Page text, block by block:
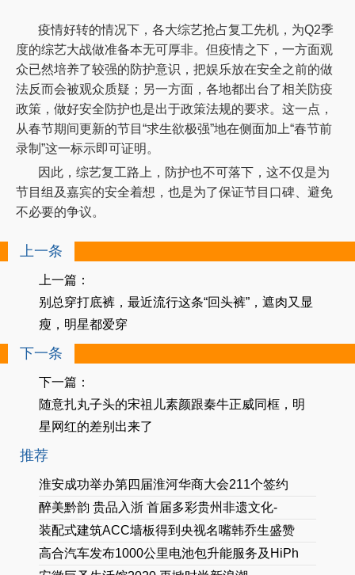
疫情好转的情况下，各大综艺抢占复工先机，为Q2季
度的综艺大战做准备本无可厚非。但疫情之下，一方面观
众已然培养了较强的防护意识，把娱乐放在安全之前的做
法反而会被观众质疑；另一方面，各地都出台了相关防疫
政策，做好安全防护也是出于政策法规的要求。这一点，
从春节期间更新的节目“求生欲极强”地在侧面加上“春节前
录制”这一标示即可证明。
因此，综艺复工路上，防护也不可落下，这不仅是为
节目组及嘉宾的安全着想，也是为了保证节目口碑、避免
不必要的争议。
上一条
上一篇：
别总穿打底裤，最近流行这条“回头裤”，遮肉又显
瘦，明星都爱穿
下一条
下一篇：
随意扎丸子头的宋祖儿素颜跟秦牛正威同框，明
星网红的差别出来了
推荐
淮安成功举办第四届淮河华商大会211个签约
醉美黔韵 贵品入浙 首届多彩贵州非遗文化-
装配式建筑ACC墙板得到央视名嘴韩乔生盛赞
高合汽车发布1000公里电池包升能服务及HiPh